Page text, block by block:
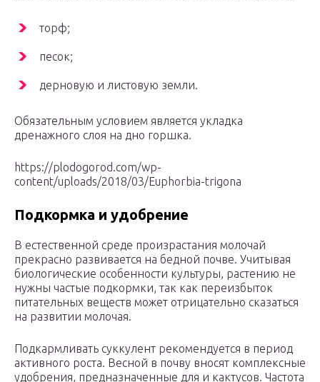
торф;
песок;
дерновую и листовую земли.
Обязательным условием является укладка
дренажного слоя на дно горшка.
https://plodogorod.com/wp-
content/uploads/2018/03/Euphorbia-trigona
Подкормка и удобрение
В естественной среде произрастания молочай
прекрасно развивается на бедной почве. Учитывая
биологические особенности культуры, растению не
нужны частые подкормки, так как переизбыток
питательных веществ может отрицательно сказаться
на развитии молочая.
Подкармливать суккулент рекомендуется в период
активного роста. Весной в почву вносят комплексные
удобрения, предназначенные для и кактусов. Частота